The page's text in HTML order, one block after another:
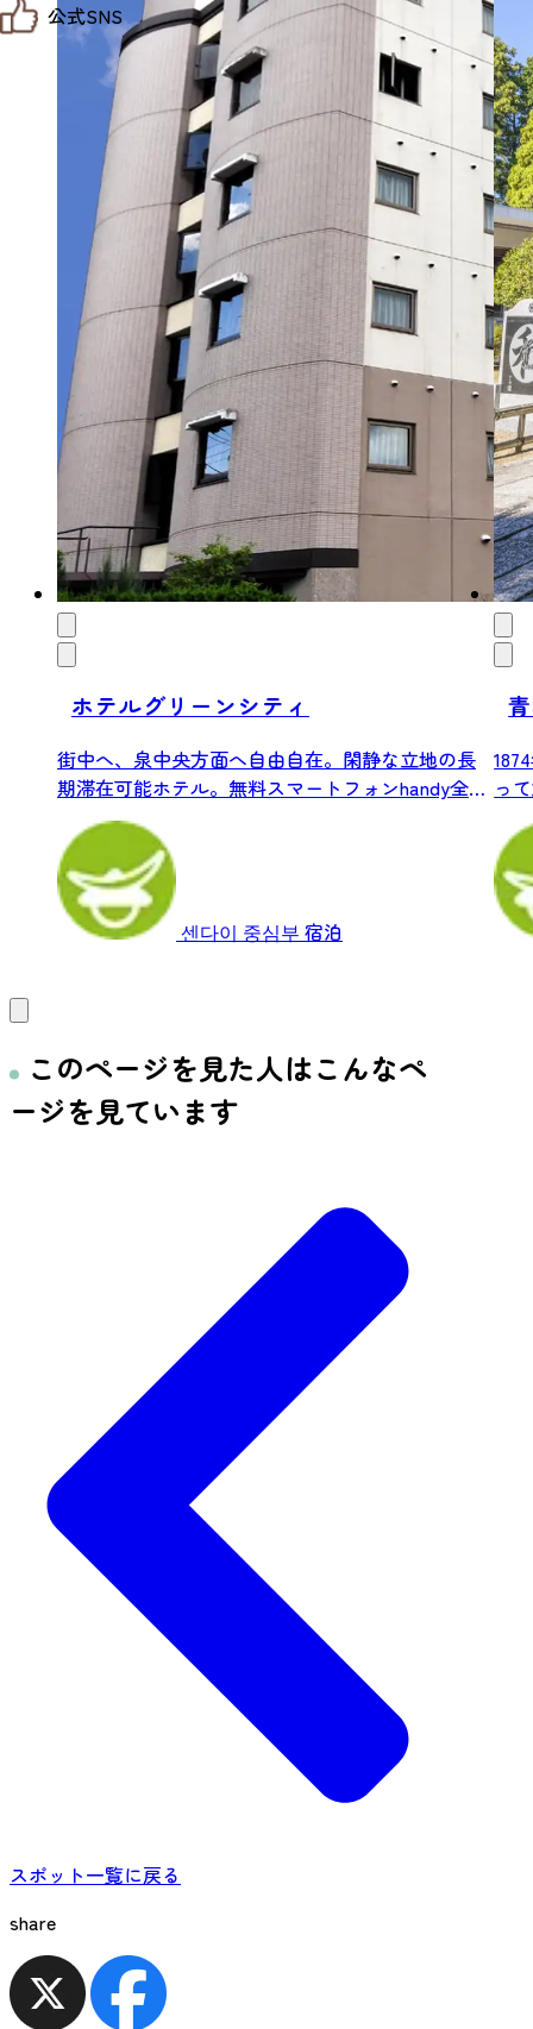
お問い合わせ
教育旅行
観光マップ
せんだい旅日和とは
サイト利用規約
プライバシーポリシー
サイトマップ
仙臺写真館フォトギャラリー
公式SNS
せんだい旅日和 X
せんだい旅日和 Instagram
せんだい旅日和 Facebook
仙台旅先体験コレクション Facebook
仙台旅先体験コレクション Instagaram
ホテルグリーンシティ
街中へ、泉中央方面へ自由自在。閑静な立地の長
期滞在可能ホテル。無料スマートフォンhandy全
센다이 중심부 宿泊
っ
このページを見た人はこんなペ
ージを見ています
スポット一覧に戻る
share